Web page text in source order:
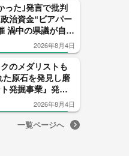
った｣発言で批判
治資金“ビアパー
渦中の県議が自民
プを辞任表明
2026年8月4日
のメダリストも
た原石を発見し磨
発掘事業』発足
人に1人の“狭き
】
2026年8月4日
一覧ページへ